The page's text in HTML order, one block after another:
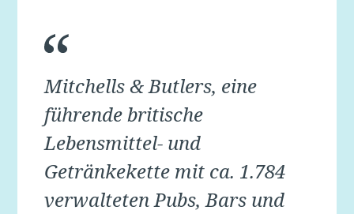
Mitchells & Butlers, eine
führende britische
Lebensmittel- und
Getränkekette mit ca. 1.784
verwalteten Pubs, Bars und